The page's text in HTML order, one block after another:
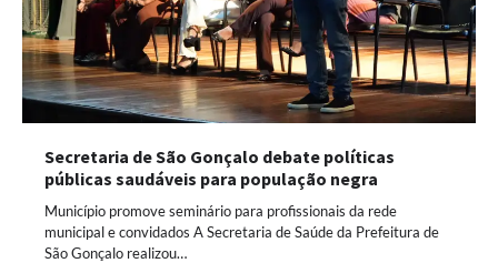
Secretaria de São Gonçalo debate políticas
públicas saudáveis para população negra
Município promove seminário para profissionais da rede
municipal e convidados A Secretaria de Saúde da Prefeitura de
São Gonçalo realizou…